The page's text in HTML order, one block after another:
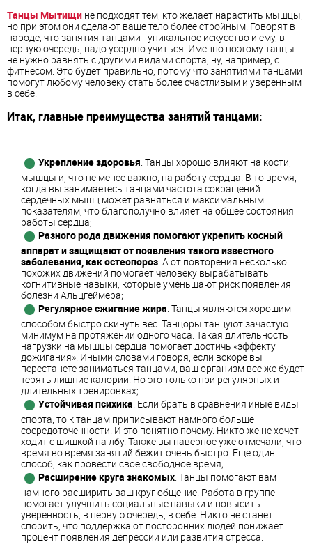
Танцы Мытищи не подходят тем, кто желает нарастить мышцы,
но при этом они сделают ваше тело более стройным. Говорят в
народе, что занятия танцами - уникальное искусство и ему, в
первую очередь, надо усердно учиться. Именно поэтому танцы
не нужно равнять с другими видами спорта, ну, например, с
фитнесом. Это будет правильно, потому что занятиями танцами
помогут любому человеку стать более счастливым и уверенным
в себе.
Итак, главные преимущества занятий танцами:
Укрепление здоровья. Танцы хорошо влияют на кости,
мышцы и, что не менее важно, на работу сердца. В то время,
когда вы занимаетесь танцами частота сокращений
сердечных мышц может равняться и максимальным
показателям, что благополучно влияет на общее состояния
работы сердца;
Разного рода движения помогают укрепить косный
аппарат и защищают от появления такого известного
заболевания, как остеопороз. А от повторения несколько
похожих движений помогает человеку вырабатывать
когнитивные навыки, которые уменьшают риск появления
болезни Альцгеймера;
Регулярное сжигание жира. Танцы являются хорошим
способом быстро скинуть вес. Танцоры танцуют зачастую
минимум на протяжении одного часа. Такая длительность
нагрузки на мышцы сердца помогает достичь «эффекту
дожигания». Иными словами говоря, если вскоре вы
перестанете заниматься танцами, ваш организм все же будет
терять лишние калории. Но это только при регулярных и
длительных тренировках;
Устойчивая психика. Если брать в сравнения иные виды
спорта, то к танцам приписывают намного больше
сосредоточенности. И это понятно почему. Никто же не хочет
ходит с шишкой на лбу. Также вы наверное уже отмечали, что
время во время занятий бежит очень быстро. Еще один
способ, как провести свое свободное время;
Расширение круга знакомых. Танцы помогают вам
намного расширить ваш круг общение. Работа в группе
помогает улучшить социальные навыки и повысить
уверенность, в первую очередь, в себе. Никто не станет
спорить, что поддержка от посторонних людей понижает
процент появления депрессии или развития стресса.